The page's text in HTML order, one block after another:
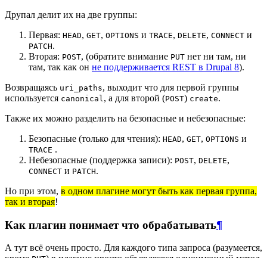
Друпал делит их на две группы:
Первая: HEAD, GET, OPTIONS и TRACE, DELETE, CONNECT и
PATCH.
Вторая: POST, (обратите внимание PUT нет ни там, ни
там, так как он не поддерживается REST в Drupal 8).
Возвращаясь uri_paths, выходит что для первой группы
используется canonical , а для второй (POST) create.
Также их можно разделить на безопасные и небезопасные:
Безопасные (только для чтения): HEAD, GET, OPTIONS и
TRACE .
Небезопасные (поддержка записи): POST, DELETE,
CONNECT и PATCH.
Но при этом, в одном плагине могут быть как первая группа,
так и вторая!
Как плагин понимает что обрабатывать¶
А тут всё очень просто. Для каждого типа запроса (разумеется,